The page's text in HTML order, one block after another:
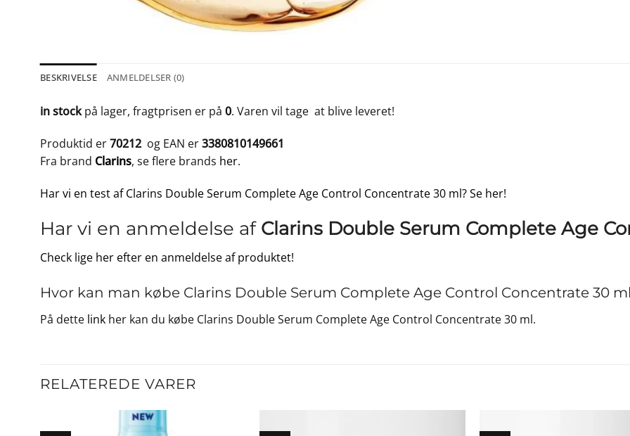
BESKRIVELSE ANMELDELSER (0)
in stockpå lager, fragtprisen er på 0. Varen vil tage at blive leveret!
Produktid er70212 og EAN er3380810149661
Fra brand Clarins, se flere brands her.
Har vi en test af Clarins Double Serum Complete Age Control Concentrate 30 ml? Se her!
Har vi en anmeldelse af Clarins Double Serum Complete Age
Check lige her efter en anmeldelse af produktet!
Hvor kan man købe Clarins Double Serum Complete Age Control Concentrate 30
På dette link her kan du købe Clarins Double Serum Complete Age Control Concentrate 30 ml.
RELATEREDE VARER